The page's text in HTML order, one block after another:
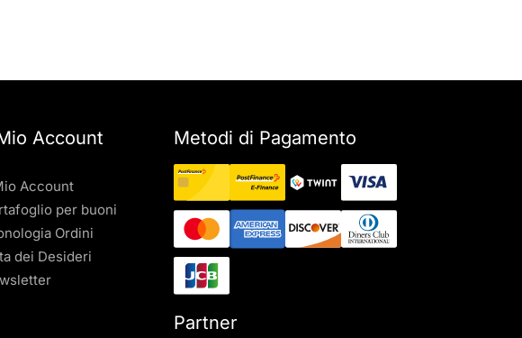
Account
Account
per buoni
Ordini
dei Desideri
Metodi di Pagamento
Partner